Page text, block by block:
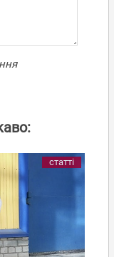
статті